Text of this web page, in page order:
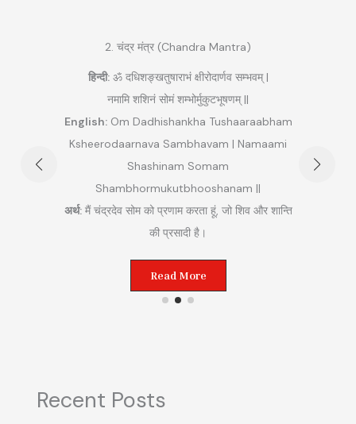
2. चंद्र मंत्र (Chandra Mantra)
हिन्दी:ॐ दधिशङ्खतुषाराभं क्षीरोदार्णव सम्भवम् |
नमामि शशिनं सोमं शम्भोर्मुकुटभूषणम् ||
English:Om Dadhishankha Tushaaraabham
Ksheerodaarnava Sambhavam | Namaami
Shashinam Somam
Shambhormukutbhooshanam ||
अर्थ:मैं चंद्रदेव सोम को प्रणाम करता हूं, जो शिव और शान्ति
की प्रसादी है।
Read More
Recent Posts